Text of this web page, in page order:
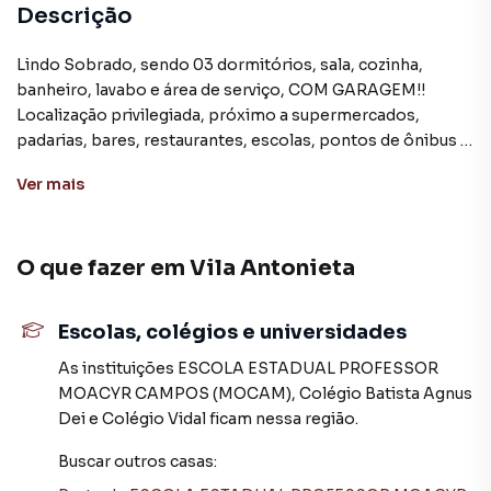
Descrição
Lindo Sobrado, sendo 03 dormitórios, sala, cozinha,
banheiro, lavabo e área de serviço, COM GARAGEM!!
Localização privilegiada, próximo a supermercados,
padarias, bares, restaurantes, escolas, pontos de ônibus e
SUA VISITA!!! WhatsApp. (11) 94013-2114
Casa para Venda em região valorizada do bairro Vila
Entre em contato com nossa equipe pelo telefone (11)
2649-1091.
A Costana Empreendimentos Imobiliários tem mais
sobrados, terrenos, lojas e barracões para venda ou
Ver mais
O que fazer em Vila Antonieta
Escolas, colégios e universidades
As instituições ESCOLA ESTADUAL PROFESSOR
MOACYR CAMPOS (MOCAM), Colégio Batista Agnus
Deie Colégio Vidalficam nessa região.
Buscar outros casas: